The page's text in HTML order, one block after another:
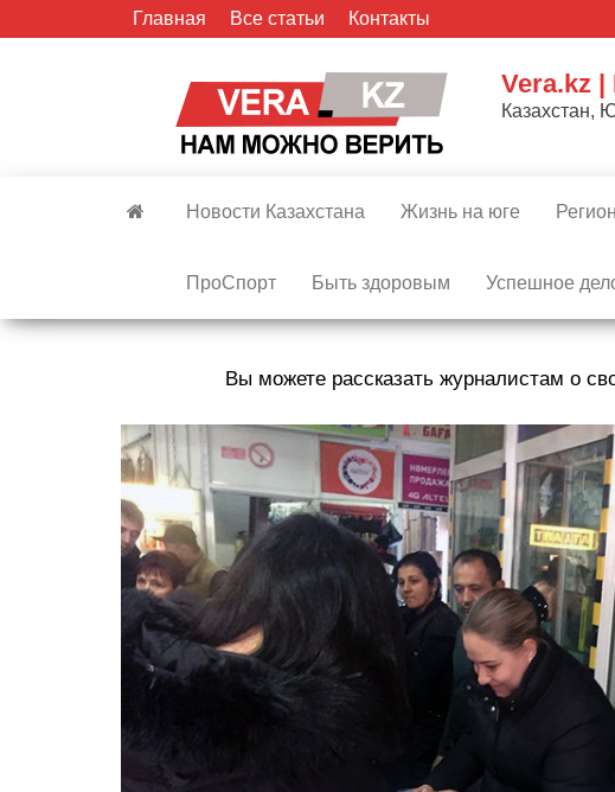
Главная Все статьи Контакты
Vera.kz
Казахстан,
Новости Казахстана Жизнь на юге
ПроСпорт Быть здоровым Успешное
Вы можете рассказать журналистам о